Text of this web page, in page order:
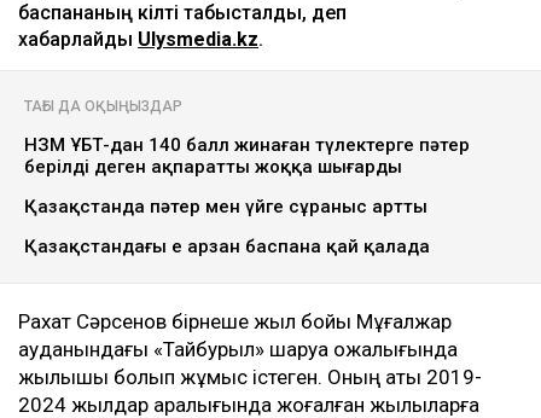
баспананың кілті табысталды, деп
хабарлайды Ulysmedia.kz.
ТАҒЫ ДА ОҚЫҢЫЗДАР
НЗМ ҰБТ-дан 140 балл жинаған түлектерге пәтер
берілді деген ақпаратты жоққа шығарды
Қазақстанда пәтер мен үйге сұраныс артты
Қазақстандағы ең арзан баспана қай қалада
Рахат Сәрсенов бірнеше жыл бойы Мұғалжар
ауданындағы «Тайбурыл» шаруа қожалығында
жылқышы болып жұмыс істеген. Оның аты 2019-
2024 жылдар аралығында жоғалған жылқыларға